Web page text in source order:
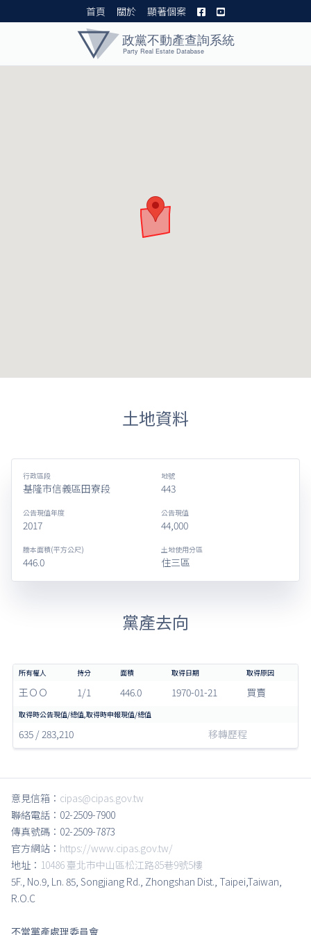
首頁 關於 顯著個案
土地資料
行政區段
基隆市信義區田寮段
地號
443
公告現值年度
2017
公告現值
44,000
謄本面積(平方公尺)
446.0
土地使用分區
住三區
黨產去向
王ＯＯ 1/1 446.0 1970-01-21 買賣
635 / 283,210 移轉歷程
意見信箱： cipas@cipas.gov.tw
聯絡電話：02-2509-7900
傳真號碼：02-2509-7873
官方網站： https://www.cipas.gov.tw/
地址： 10486 臺北市中山區松江路85巷9號5樓
5F., No.9, Ln. 85, Songjiang Rd., Zhongshan Dist., Taipei,Taiwan,
R.O.C
不當黨產處理委員會